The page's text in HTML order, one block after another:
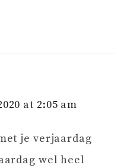
at 2:05 am
je verjaardag
wel heel